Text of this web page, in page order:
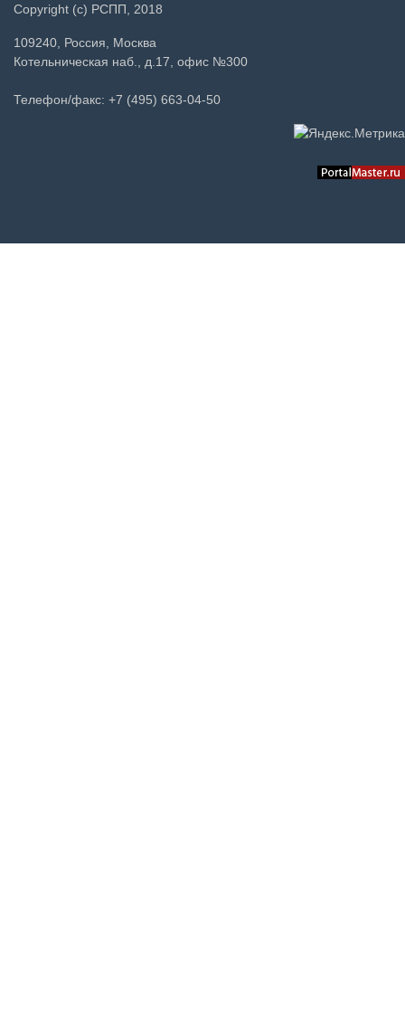
Copyright (c) РСПП, 2018
109240, Россия, Москва
Котельническая наб., д.17, офис №300
Телефон/факс: +7 (495) 663-04-50